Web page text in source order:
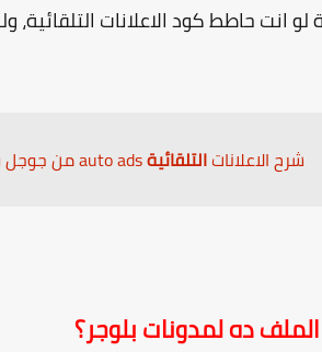
لو انت حاطط كود الاعلانات
شرح الاعلاناتالتلقائية
ده لمدونات بلوجر؟